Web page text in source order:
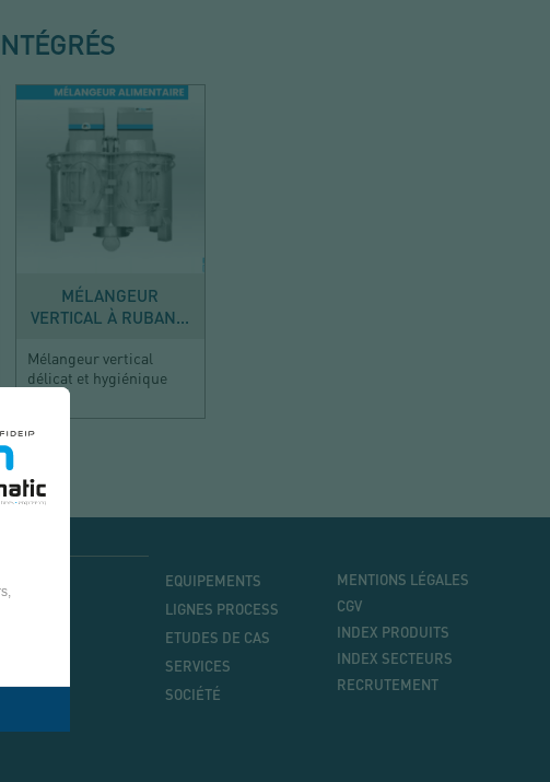
MÉLANGEUR
VERTICAL À RUBAN...
Mélangeur vertical
délicat et hygiénique
MENU
PRINCIPAL
EQUIPEMENTS
LIGNES PROCESS
ETUDES DE CAS
SERVICES
SOCIÉTÉ
MENU
MENTIONS LÉGALES
CGV
INDEX PRODUITS
INDEX SECTEURS
RECRUTEMENT